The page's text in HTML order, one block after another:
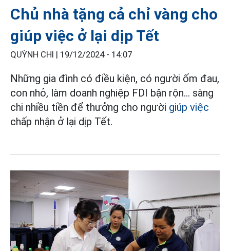
Chủ nhà tặng cả chỉ vàng cho
giúp việc ở lại dịp Tết
QUỲNH CHI | 19/12/2024 - 14:07
Những gia đình có điều kiện, có người ốm đau,
con nhỏ, làm doanh nghiệp FDI bận rộn… sàng
chi nhiều tiền để thưởng cho người giúp việc
chấp nhận ở lại dịp Tết.